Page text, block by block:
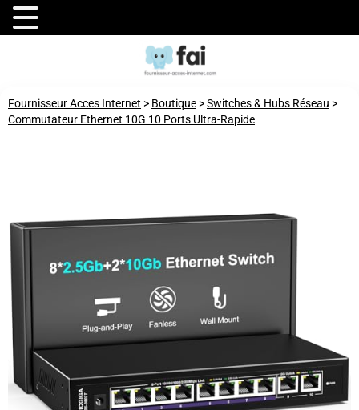
Fournisseur Acces Internet > Boutique >Switches & Hubs Réseau >
Commutateur Ethernet 10G 10 Ports Ultra-Rapide